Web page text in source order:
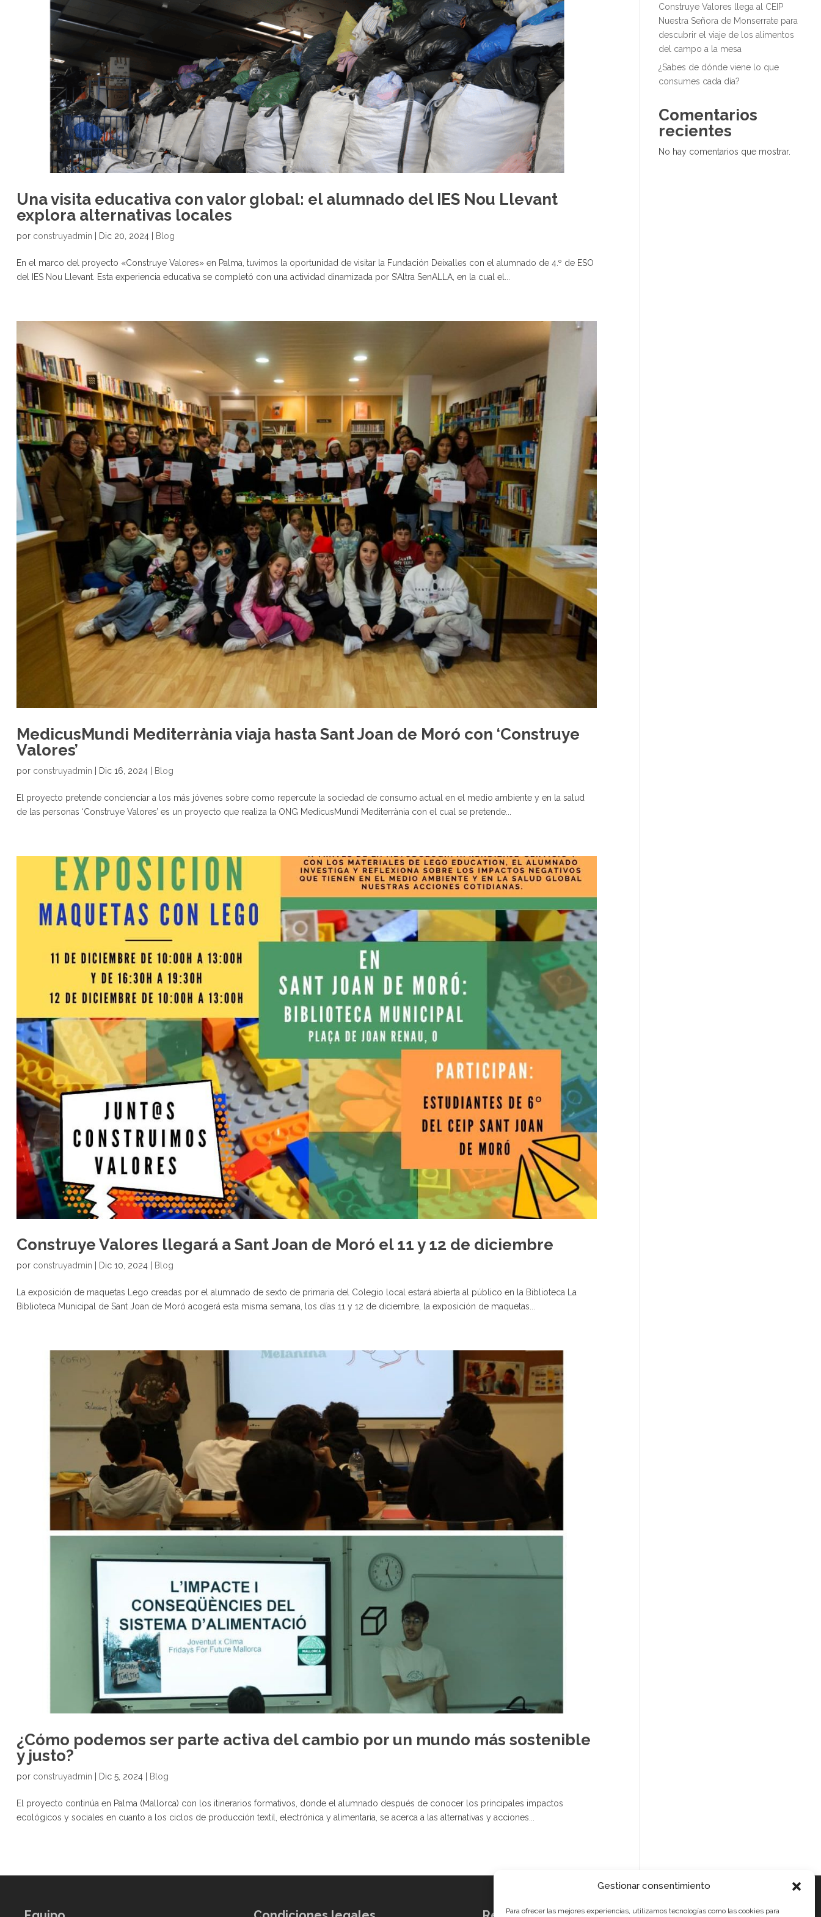
Gestionar consentimiento
Para ofrecer las mejores experiencias, utilizamos tecnologías como las cookies para
Una visita educativa con valor global: el alumnado del IES Nou Llevant
explora alternativas locales
por construyadmin Dic 20, 2024| Blog
En el marco del proyecto «Construye Valores» en Palma, tuvimos la oportunidad de visitar la Fundación Deixalles con el alumnado de 4.º de ESO
del IES Nou Llevant. Esta experiencia educativa se completó con una actividad dinamizada por S’Altra SenALLA, en la cual el...
MedicusMundi Mediterrània viaja hasta Sant Joan de Moró con ‘Construye
Valores’
por construyadmin Dic 16, 2024| Blog
El proyecto pretende concienciar a los más jóvenes sobre como repercute la sociedad de consumo actual en el medio ambiente y en la salud
de las personas ‘Construye Valores’ es un proyecto que realiza la ONG MedicusMundi Mediterrània con el cual se pretende...
Construye Valores llegará a Sant Joan de Moró el 11 y 12 de diciembre
por construyadmin Dic 10, 2024| Blog
La exposición de maquetas Lego creadas por el alumnado de sexto de primaria del Colegio local estará abierta al público en la Biblioteca La
Biblioteca Municipal de Sant Joan de Moró acogerá esta misma semana, los días 11 y 12 de diciembre, la exposición de maquetas...
¿Cómo podemos ser parte activa del cambio por un mundo más sostenible
y justo?
por construyadmin Dic 5, 2024| Blog
El proyecto continúa en Palma (Mallorca) con los itinerarios formativos, donde el alumnado después de conocer los principales impactos
ecológicos y sociales en cuanto a los ciclos de producción textil, electrónica y alimentaria, se acerca a las alternativas y acciones...
Construye Valores llega al CEIP
Nuestra Señora de Monserrate para
descubrir el viaje de los alimentos
del campo a la mesa
¿Sabes de dónde viene lo que
consumes cada día?
Comentarios
recientes
No hay comentarios que mostrar.